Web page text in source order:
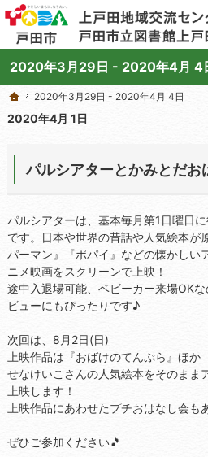
2020年3月29日 - 2020年4月 4
学びと交流のプラットフォーム。地域の講座や施設をご
上戸田地域交流センターや戸田市立図書館上戸田分館の
ホーム
2020年3月29日 - 2020年4月 4日
2020年4月 1日
パルシアターとかみとだお
パルシアターは、基本毎月第1日曜日
です。日本や世界の昔話や人気絵本が
パーマン』『ポパイ』などの懐かしい
ニメ映画をスクリーンで上映！
途中入退場可能、ベビーカー来場OK
ビューにもぴったりです♪
次回は、8月2日(日)
上映作品は『おばけのてんぷら』ほか
せなけいこさんの人気絵本をそのまま
上映します！
上映作品にあわせたプチおはなし会も
ぜひご参加ください🎵
ホーム
2020年3月29日 - 2020年4月 4日